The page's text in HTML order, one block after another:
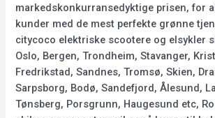
markedskonkurransedyktige prisen, for
kunder med de mest perfekte grønne
citycoco elektriske scootere og elsykler
Oslo, Bergen, Trondheim, Stavanger,
Fredrikstad, Sandnes, Tromsø, Skien,
Sarpsborg, Bodø, Sandefjord, Ålesund,
Tønsberg, Porsgrunn, Haugesund etc,